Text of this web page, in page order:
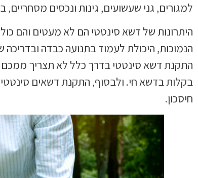
למגורים, גני שעשועים, גינות ונכסים מסחריים,
היתרונות של דשא סינטטי הם לא מעטים והם
הנמוכות, היכולת לעמוד בתנועה כבדה ובדריכה
התקנת דשא סינטטי בדרך כלל לא תצריך
בקלות בדשא חי. ולבסוף, התקנת דשאים
חיסכון.